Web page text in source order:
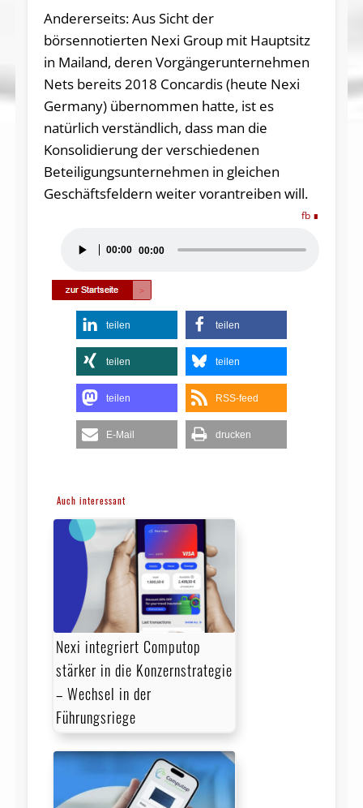
Andererseits: Aus Sicht der
börsennotierten Nexi Group mit Hauptsitz
in Mailand, deren Vorgängerunternehmen
Nets bereits 2018 Concardis (heute Nexi
Germany) übernommen hatte, ist es
natürlich verständlich, dass man die
Konsolidierung der verschiedenen
Beteiligungsunternehmen in gleichen
Geschäftsfeldern weiter vorantreiben will.
fb
Player
00:00 00:00
teilen teilen
teilen teilen
teilen RSS-feed
E-Mail drucken
Auch interessant
Nexi integriert Computop
stärker in die Konzernstrategie
– Wechsel in der
Führungsriege